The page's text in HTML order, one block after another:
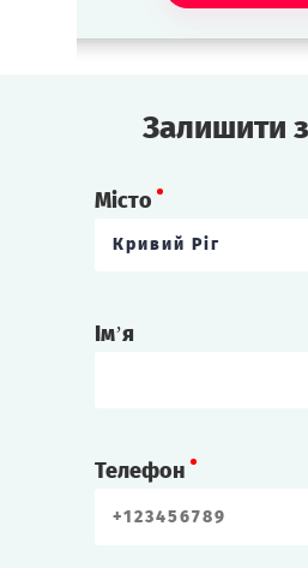
Залишити
Місто
Кривий Ріг
Ім’я
Телефон